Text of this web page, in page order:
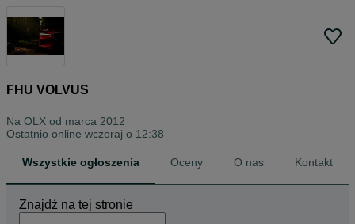
FHU VOLVUS
Na OLX od marca 2012
Ostatnio online wczoraj o 12:38
Wszystkie ogłoszenia Oceny O nas Kontakt
Znajdź na tej stronie